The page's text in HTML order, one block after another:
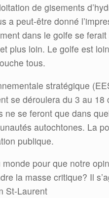
de gisements
a peut-être donné
dans le golfe se
plus loin. Le golfe est
tous.
stratégique
se déroulera du 3 au 18
ne se feront que dans
autochtones. La
publique.
pour que notre
la masse critique? Il
St-Laurent